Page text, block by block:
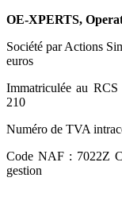
OE-XPERTS,
Société par Actions
euros
Immatriculée au
210
Numéro de TVA
Code NAF : 7022Z
gestion